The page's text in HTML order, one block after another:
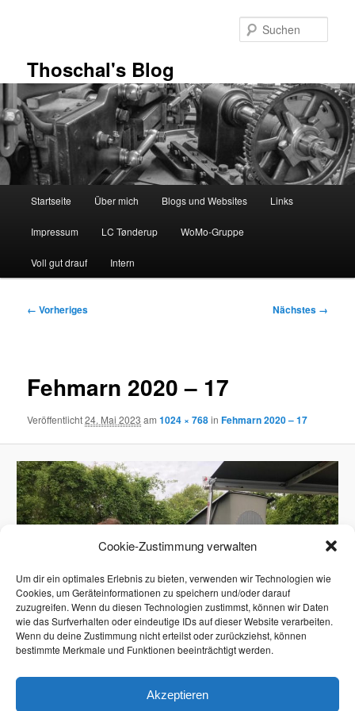
Cookie-Zustimmung verwalten
Um dir ein optimales Erlebnis zu bieten, verwenden wir Technologien wie
Cookies, um Geräteinformationen zu speichern und/oder darauf
zuzugreifen. Wenn du diesen Technologien zustimmst, können wir Daten
wie das Surfverhalten oder eindeutige IDs auf dieser Website verarbeiten.
Wenn du deine Zustimmung nicht erteilst oder zurückziehst, können
bestimmte Merkmale und Funktionen beeinträchtigt werden.
Akzeptieren
Thoschal's Blog
Startseite Über mich Blogs und Websites Links
Impressum LC Tønderup WoMo-Gruppe
Voll gut drauf Intern
Bilder-
← Vorheriges Nächstes →
Fehmarn 2020 – 17
Veröffentlicht24. Mai 2023 am1024 × 768inFehmarn 2020 – 17